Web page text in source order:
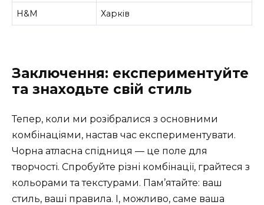
H&M Харків
Заключення: експериментуйте
та знаходьте свій стиль
Тепер, коли ми розібралися з основними
комбінаціями, настав час експериментувати.
Чорна атласна спідниця — це поле для
творчості. Спробуйте різні комбінації, грайтеся з
кольорами та текстурами. Пам’ятайте: ваш
стиль, ваші правила. І, можливо, саме ваша